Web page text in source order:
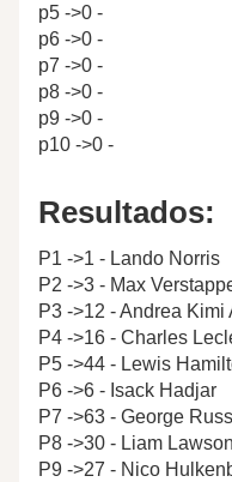
p5 ->0 -
p6 ->0 -
p7 ->0 -
p8 ->0 -
p9 ->0 -
p10 ->0 -
Resultados:
P1 ->1 - Lando Norris
P2 ->3 - Max
P3 ->12 - Andrea Kimi
P4 ->16 - Charles
P5 ->44 - Lewis
P6 ->6 - Isack Hadjar
P7 ->63 - George
P8 ->30 - Liam Lawson
P9 ->27 - Nico